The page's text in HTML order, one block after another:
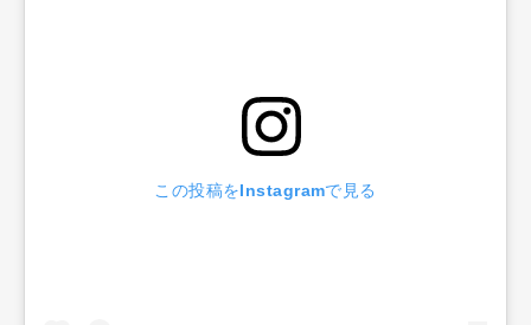
この投稿をInstagramで見る